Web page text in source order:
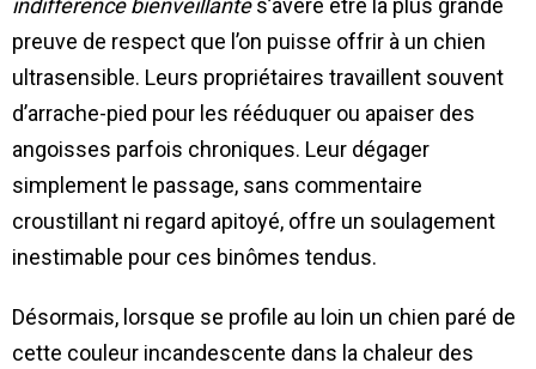
indifférence bienveillantes’avère être la plus grande
preuve de respect que l’on puisse offrir à un chien
ultrasensible. Leurs propriétaires travaillent souvent
d’arrache-pied pour les rééduquer ou apaiser des
angoisses parfois chroniques. Leur dégager
simplement le passage, sans commentaire
croustillant ni regard apitoyé, offre un soulagement
inestimable pour ces binômes tendus.
Désormais, lorsque se profile au loin un chien paré de
cette couleur incandescente dans la chaleur des